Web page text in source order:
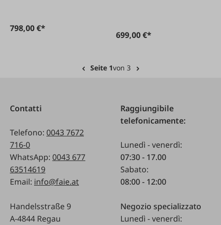
798,00 €*
699,00 €*
Seite 1von 3
Contatti
Telefono: 0043 7672
716-0
WhatsApp: 0043 677
63514619
Email: info@faie.at
Handelsstraße 9
A-4844 Regau
Raggiungibile
telefonicamente:
Lunedì - venerdì:
07:30 - 17.00
Sabato:
08:00 - 12:00
Negozio specializzato
Lunedì - venerdì: